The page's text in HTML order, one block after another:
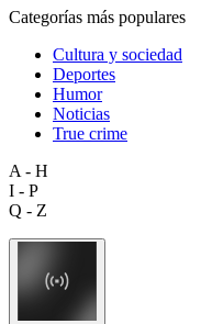
Categorías más populares
Cultura y sociedad
Deportes
Humor
Noticias
True crime
A - H
I - P
Q - Z